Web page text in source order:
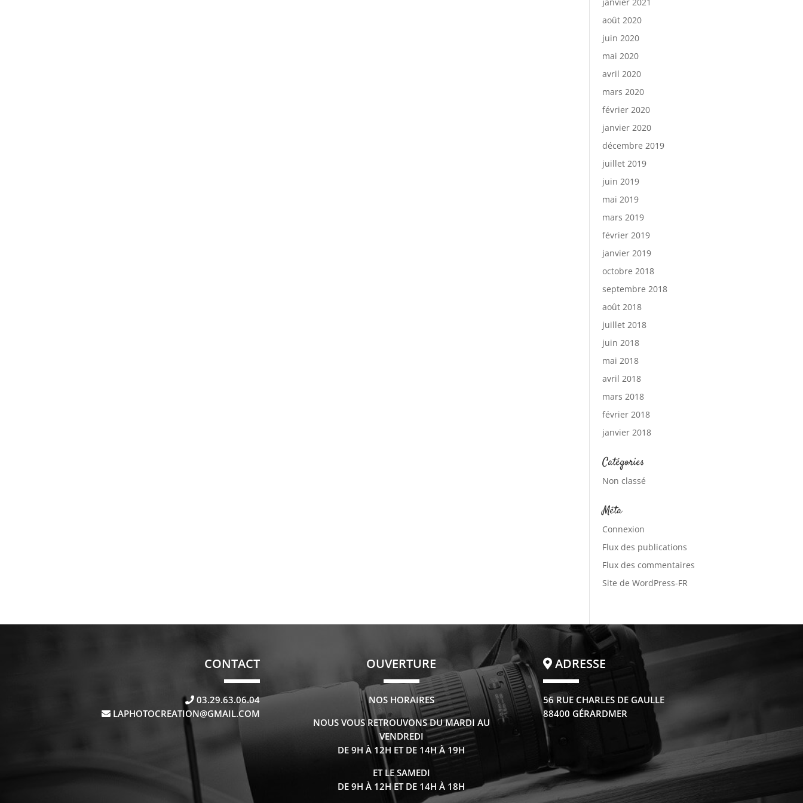
août 2020
juin 2020
mai 2020
avril 2020
mars 2020
février 2020
janvier 2020
décembre 2019
juillet 2019
juin 2019
mai 2019
mars 2019
février 2019
janvier 2019
octobre 2018
septembre 2018
août 2018
juillet 2018
juin 2018
mai 2018
avril 2018
mars 2018
février 2018
janvier 2018
Catégories
Non classé
Méta
Connexion
Flux des publications
Flux des commentaires
Site de WordPress-FR
CONTACT
03.29.63.06.04
LAPHOTOCREATION@GMAIL.COM
OUVERTURE
NOS HORAIRES
NOUS VOUS RETROUVONS DU MARDI AU
VENDREDI
DE 9H À 12H ET DE 14H À 19H
ET LE SAMEDI
DE 9H À 12H ET DE 14H À 18H
ADRESSE
56 RUE CHARLES DE GAULLE
88400 GÉRARDMER